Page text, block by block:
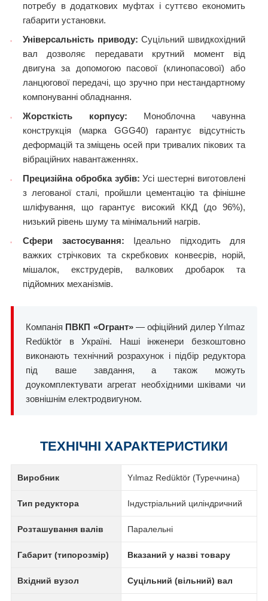
потребу в додаткових муфтах і суттєво економить
габарити установки.
Універсальність приводу: Суцільний швидкохідний
вал дозволяє передавати крутний момент від
двигуна за допомогою пасової (клинопасової) або
ланцюгової передачі, що зручно при нестандартному
компонуванні обладнання.
Жорсткість корпусу: Моноблочна чавунна
конструкція (марка GGG40) гарантує відсутність
деформацій та зміщень осей при тривалих пікових та
вібраційних навантаженнях.
Прецизійна обробка зубів: Усі шестерні виготовлені
з легованої сталі, пройшли цементацію та фінішне
шліфування, що гарантує високий ККД (до 96%),
низький рівень шуму та мінімальний нагрів.
Сфери застосування: Ідеально підходить для
важких стрічкових та скребкових конвеєрів, норій,
мішалок, екструдерів, валкових дробарок та
підйомних механізмів.
Компанія ПВКП «Огрант»— офіційний дилер Yılmaz
Redüktör в Україні. Наші інженери безкоштовно
виконають технічний розрахунок і підбір редуктора
під ваше завдання, а також можуть
доукомплектувати агрегат необхідними шківами чи
зовнішнім електродвигуном.
ТЕХНІЧНІ ХАРАКТЕРИСТИКИ
Виробник Yılmaz Redüktör (Туреччина)
Тип редуктора Індустріальний циліндричний
Розташування валів Паралельні
Габарит (типорозмір) Вказаний у назві товару
Вхідний вузол Суцільний (вільний) вал